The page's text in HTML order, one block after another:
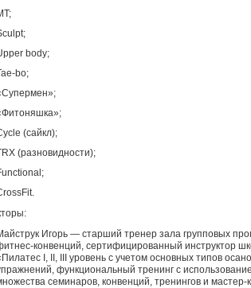
body;
bo;
(сайкл);
(разновидности);
Игорь — старший тренер зала групповых
конвенций, сертифицированный инструктор
I, II, III уровень с учетом основных типов
функциональный тренинг с
семинаров, конвенций, тренингов и мастер-